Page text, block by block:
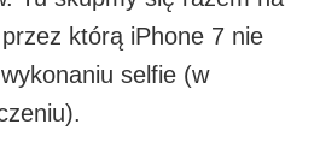
którą iPhone 7 nie
selfie (w